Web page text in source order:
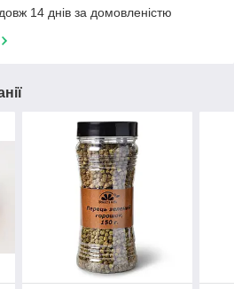
14 днів за домовленістю